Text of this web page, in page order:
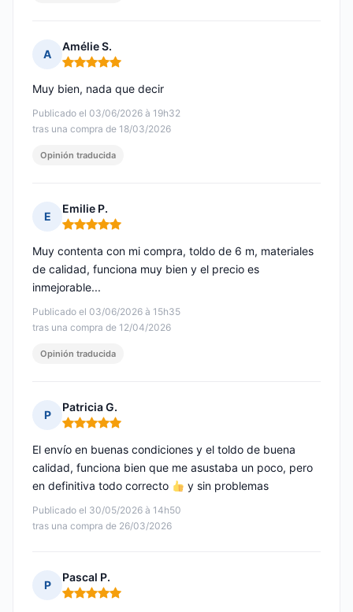
A
Amélie S.
Nota: 5 de 5
Publicado el 03/06/2026 à 19h32
tras una compra de 18/03/2026
Muy bien, nada que decir
Opinión traducida
E
Emilie P.
Nota: 5 de 5
Publicado el 03/06/2026 à 15h35
tras una compra de 12/04/2026
Muy contenta con mi compra, toldo de 6 m, materiales
de calidad, funciona muy bien y el precio es
inmejorable...
Opinión traducida
P
Patricia G.
Nota: 5 de 5
Publicado el 30/05/2026 à 14h50
tras una compra de 26/03/2026
El envío en buenas condiciones y el toldo de buena
calidad, funciona bien que me asustaba un poco, pero
en definitiva todo correcto
y sin problemas
P
Pascal P.
Nota: 5 de 5